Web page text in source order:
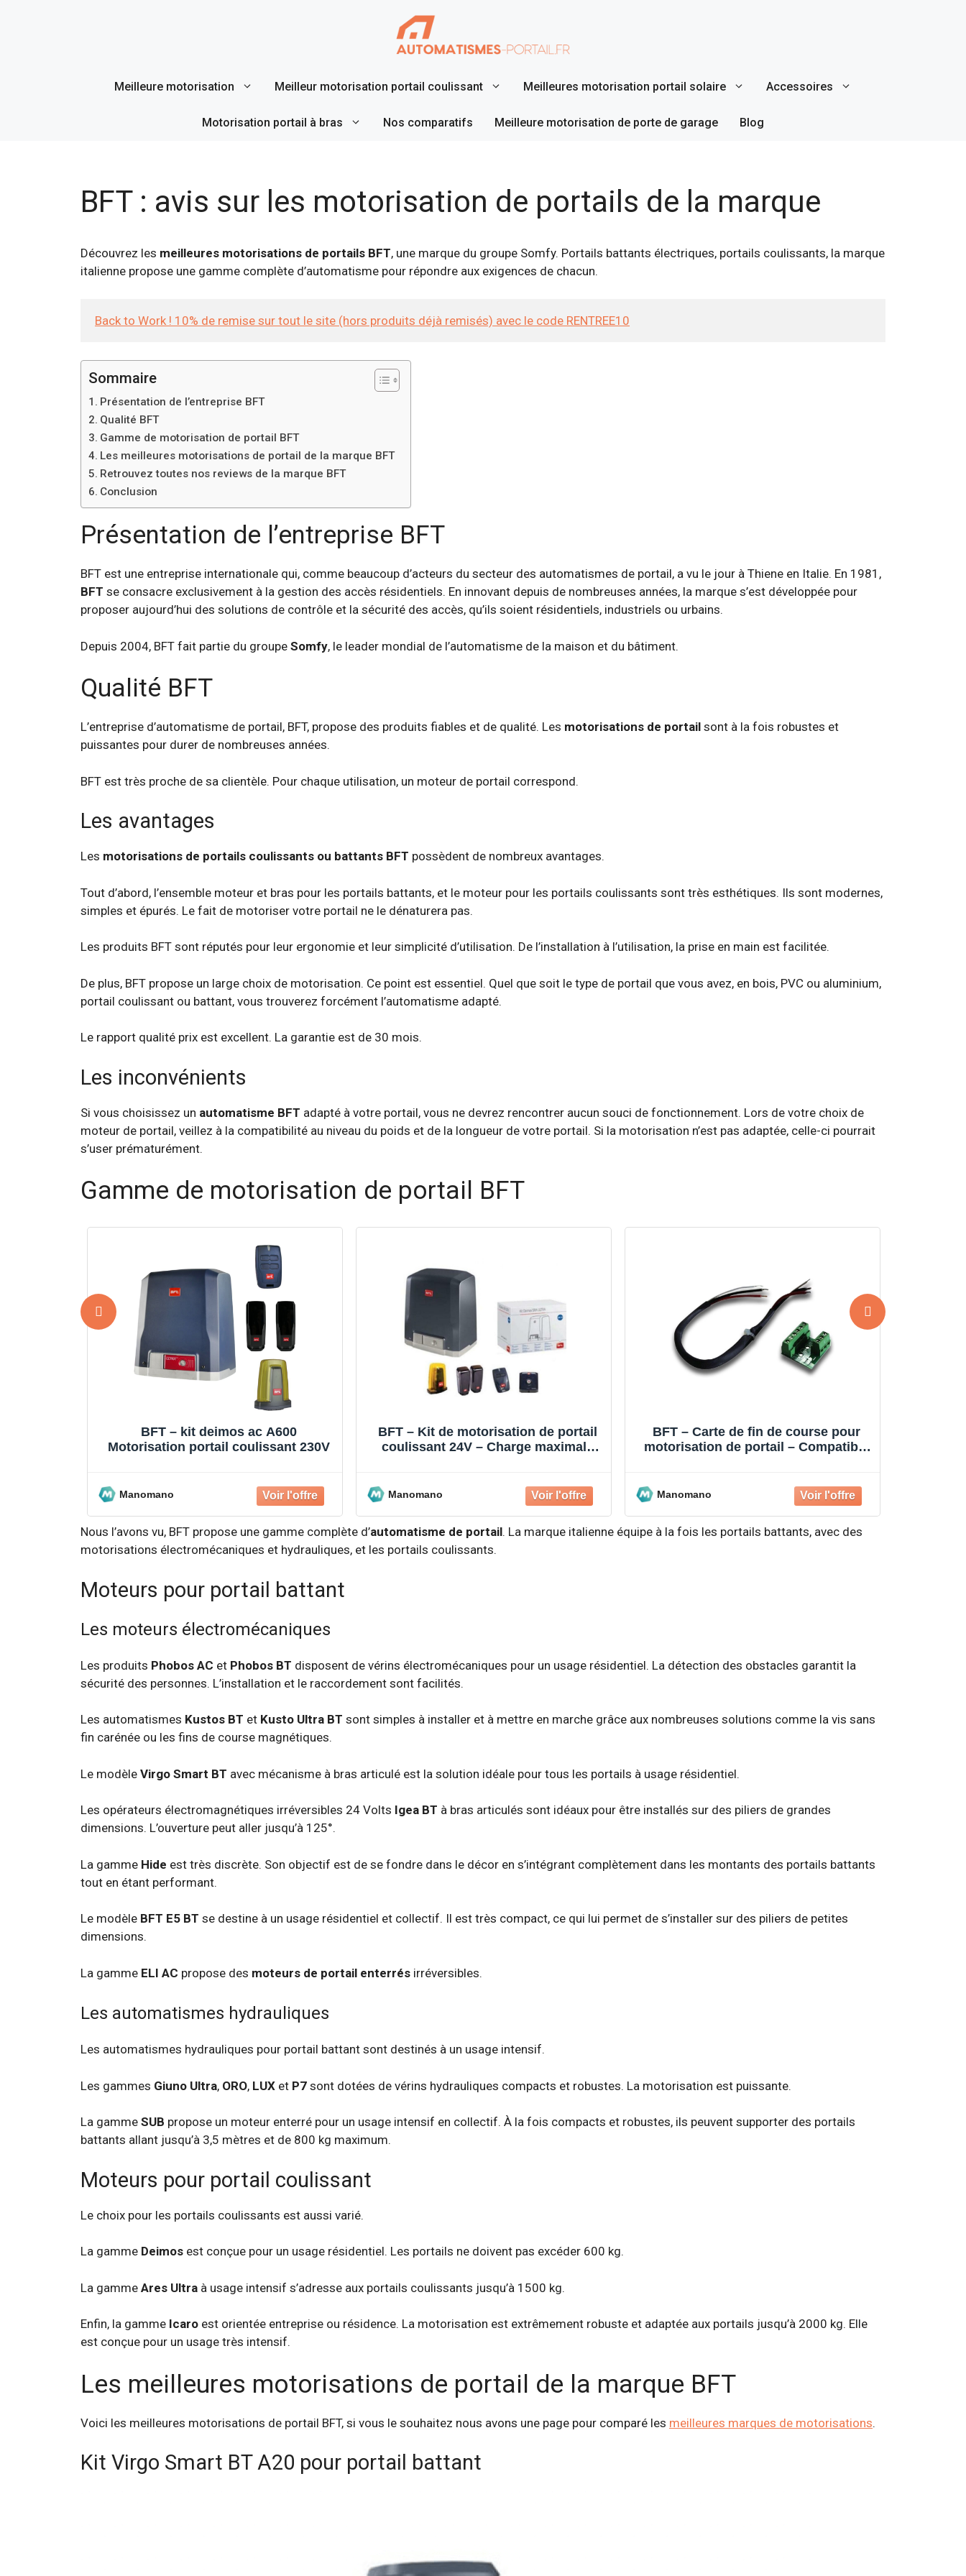
Meilleure motorisation Meilleur motorisation portail coulissant Meilleures motorisation portail solaire Accessoires
Motorisation portail à bras Nos comparatifs Meilleure motorisation de porte de garage Blog
BFT : avis sur les motorisation de portails de la marque
Découvrez les meilleures motorisations de portails BFT, une marque du groupe Somfy. Portails battants électriques, portails coulissants, la marque
italienne propose une gamme complète d’automatisme pour répondre aux exigences de chacun.
Back to Work ! 10% de remise sur tout le site (hors produits déjà remisés) avec le code RENTREE10
Sommaire
Présentation de l’entreprise BFT
Qualité BFT
Gamme de motorisation de portail BFT
Les meilleures motorisations de portail de la marque BFT
Retrouvez toutes nos reviews de la marque BFT
Conclusion
Présentation de l’entreprise BFT
BFT est une entreprise internationale qui, comme beaucoup d’acteurs du secteur des automatismes de portail, a vu le jour à Thiene en Italie. En 1981,
BFT se consacre exclusivement à la gestion des accès résidentiels. En innovant depuis de nombreuses années, la marque s’est développée pour
proposer aujourd’hui des solutions de contrôle et la sécurité des accès, qu’ils soient résidentiels, industriels ou urbains.
Depuis 2004, BFT fait partie du groupe Somfy, le leader mondial de l’automatisme de la maison et du bâtiment.
Qualité BFT
L’entreprise d’automatisme de portail, BFT, propose des produits fiables et de qualité. Les motorisations de portail sont à la fois robustes et
puissantes pour durer de nombreuses années.
BFT est très proche de sa clientèle. Pour chaque utilisation, un moteur de portail correspond.
Les avantages
Les motorisations de portails coulissants ou battants BFT possèdent de nombreux avantages.
Tout d’abord, l’ensemble moteur et bras pour les portails battants, et le moteur pour les portails coulissants sont très esthétiques. Ils sont modernes,
simples et épurés. Le fait de motoriser votre portail ne le dénaturera pas.
Les produits BFT sont réputés pour leur ergonomie et leur simplicité d’utilisation. De l’installation à l’utilisation, la prise en main est facilitée.
De plus, BFT propose un large choix de motorisation. Ce point est essentiel. Quel que soit le type de portail que vous avez, en bois, PVC ou aluminium,
portail coulissant ou battant, vous trouverez forcément l’automatisme adapté.
Le rapport qualité prix est excellent. La garantie est de 30 mois.
Les inconvénients
Si vous choisissez un automatisme BFT adapté à votre portail, vous ne devrez rencontrer aucun souci de fonctionnement. Lors de votre choix de
moteur de portail, veillez à la compatibilité au niveau du poids et de la longueur de votre portail. Si la motorisation n’est pas adaptée, celle-ci pourrait
s’user prématurément.
Gamme de motorisation de portail BFT
BFT – Kit de motorisation de portail
coulissant 24V – Charge maximale
Manomano
BFT – Carte de fin de course pour
motorisation de portail – Compatible
Manomano
BFT – Kit de motorisation de portail
pour portes battantes jusqu’à 400 kg
Manomano
Nous l’avons vu, BFT propose une gamme complète d’automatisme de portail. La marque italienne équipe à la fois les portails battants, avec des
motorisations électromécaniques et hydrauliques, et les portails coulissants.
Moteurs pour portail battant
Les moteurs électromécaniques
Les produits Phobos AC et Phobos BT disposent de vérins électromécaniques pour un usage résidentiel. La détection des obstacles garantit la
sécurité des personnes. L’installation et le raccordement sont facilités.
Les automatismes Kustos BT et Kusto Ultra BT sont simples à installer et à mettre en marche grâce aux nombreuses solutions comme la vis sans
fin carénée ou les fins de course magnétiques.
Le modèle Virgo Smart BT avec mécanisme à bras articulé est la solution idéale pour tous les portails à usage résidentiel.
Les opérateurs électromagnétiques irréversibles 24 Volts Igea BT à bras articulés sont idéaux pour être installés sur des piliers de grandes
dimensions. L’ouverture peut aller jusqu’à 125°.
La gamme Hide est très discrète. Son objectif est de se fondre dans le décor en s’intégrant complètement dans les montants des portails battants
tout en étant performant.
Le modèle BFT E5 BT se destine à un usage résidentiel et collectif. Il est très compact, ce qui lui permet de s’installer sur des piliers de petites
dimensions.
La gamme ELI AC propose des moteurs de portail enterrés irréversibles.
Les automatismes hydrauliques
Les automatismes hydrauliques pour portail battant sont destinés à un usage intensif.
Les gammes Giuno Ultra, ORO, LUX et P7 sont dotées de vérins hydrauliques compacts et robustes. La motorisation est puissante.
La gamme SUB propose un moteur enterré pour un usage intensif en collectif. À la fois compacts et robustes, ils peuvent supporter des portails
battants allant jusqu’à 3,5 mètres et de 800 kg maximum.
Moteurs pour portail coulissant
Le choix pour les portails coulissants est aussi varié.
La gamme Deimos est conçue pour un usage résidentiel. Les portails ne doivent pas excéder 600 kg.
La gamme Ares Ultra à usage intensif s’adresse aux portails coulissants jusqu’à 1500 kg.
Enfin, la gamme Icaro est orientée entreprise ou résidence. La motorisation est extrêmement robuste et adaptée aux portails jusqu’à 2000 kg. Elle
est conçue pour un usage très intensif.
Les meilleures motorisations de portail de la marque BFT
Voici les meilleures motorisations de portail BFT, si vous le souhaitez nous avons une page pour comparé les meilleures marques de motorisations.
Kit Virgo Smart BT A20 pour portail battant